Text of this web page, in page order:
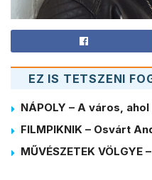
EZ IS TETSZENI
NÁPOLY – A város,
FILMPIKNIK – Osvárt
MŰVÉSZETEK